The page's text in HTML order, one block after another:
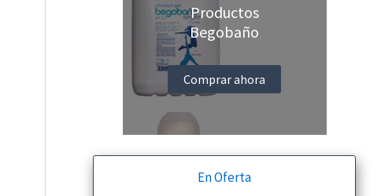
Productos
Begobaño
Comprar ahora
En Oferta